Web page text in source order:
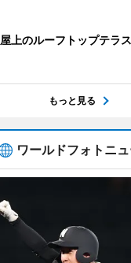
屋上のルーフトップテラ
もっと見る
ワールドフォトニ